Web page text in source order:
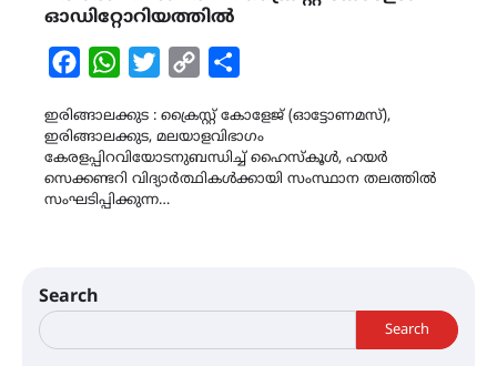
ഓഡിറ്റോറിയത്തിൽ
FacebookWhatsAppTwitterCopy
ഇരിങ്ങാലക്കുട : ക്രൈസ്റ്റ് കോളേജ് (ഓട്ടോണമസ്),
ഇരിങ്ങാലക്കുട, മലയാളവിഭാഗം
കേരളപ്പിറവിയോടനുബന്ധിച്ച് ഹൈസ്കൂൾ, ഹയർ
സെക്കണ്ടറി വിദ്യാർത്ഥികൾക്കായി സംസ്ഥാന തലത്തിൽ
സംഘടിപ്പിക്കുന്ന…
Search
Search